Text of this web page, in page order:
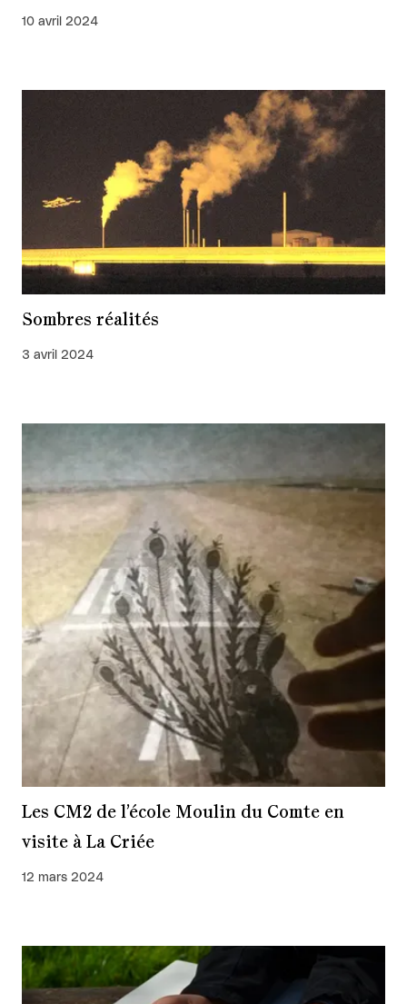
10 avril 2024
Sombres réalités
3 avril 2024
Les CM2 de l’école Moulin du Comte en
visite à La Criée
12 mars 2024